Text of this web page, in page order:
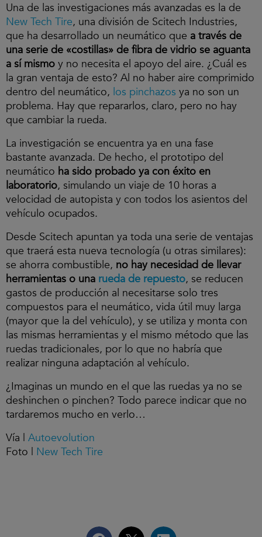
Una de las investigaciones más avanzadas es la de
New Tech Tire, una división de Scitech Industries,
que ha desarrollado un neumático que a través de
una serie de «costillas» de fibra de vidrio se aguanta
a sí mismo y no necesita el apoyo del aire. ¿Cuál es
la gran ventaja de esto? Al no haber aire comprimido
dentro del neumático, los pinchazos ya no son un
problema. Hay que repararlos, claro, pero no hay
que cambiar la rueda.
La investigación se encuentra ya en una fase
bastante avanzada. De hecho, el prototipo del
neumático ha sido probado ya con éxito en
laboratorio, simulando un viaje de 10 horas a
velocidad de autopista y con todos los asientos del
vehículo ocupados.
Desde Scitech apuntan ya toda una serie de ventajas
que traerá esta nueva tecnología (u otras similares):
se ahorra combustible, no hay necesidad de llevar
herramientas o una rueda de repuesto, se reducen
gastos de producción al necesitarse solo tres
compuestos para el neumático, vida útil muy larga
(mayor que la del vehículo), y se utiliza y monta con
las mismas herramientas y el mismo método que las
ruedas tradicionales, por lo que no habría que
realizar ninguna adaptación al vehículo.
¿Imaginas un mundo en el que las ruedas ya no se
deshinchen o pinchen? Todo parece indicar que no
tardaremos mucho en verlo…
Vía | Autoevolution
Foto | New Tech Tire